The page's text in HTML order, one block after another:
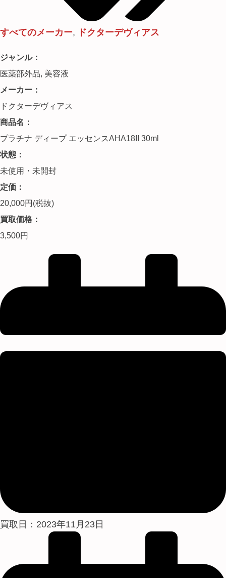
すべてのメーカー, ドクターデヴィアス
ジャンル：
医薬部外品, 美容液
メーカー：
ドクターデヴィアス
商品名：
プラチナ ディープ エッセンスAHA18II 30ml
状態：
未使用・未開封
定価：
20,000円(税抜)
買取価格：
3,500円
買取日：2023年11月23日